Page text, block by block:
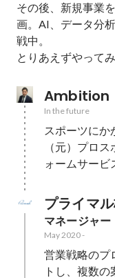
その後、新規事業
画。AI、データ分
戦中。
とりあえずやって
Ambition
In the future
スポーツにか
（元）プロ
ォームサービ
プライマ
マネージャー
May 2020-
営業戦略のプ
トし、複数の